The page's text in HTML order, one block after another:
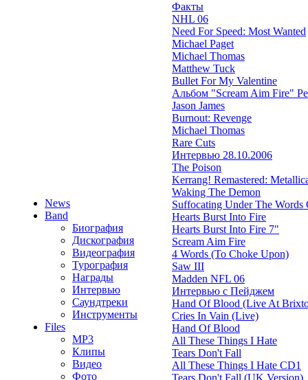
News
Band
Биография
Дискография
Видеография
Турография
Награды
Интервью
Саундтреки
Инструменты
Files
MP3
Клипы
Видео
Фото
Факты
NHL 06
Need For Speed: Most Wanted
Michael Paget
Michael Thomas
Matthew Tuck
Bullet For My Valentine
Альбом "Scream Aim Fire"
Jason James
Burnout: Revenge
Michael Thomas
Rare Cuts
Интервью 28.10.2006
The Poison
Kerrang! Remastered:
Waking The Demon
Suffocating Under The Words
Hearts Burst Into Fire
Hearts Burst Into Fire 7"
Scream Aim Fire
4 Words (To Choke Upon)
Saw III
Madden NFL 06
Интервью с Пейджем
Hand Of Blood (Live At
Cries In Vain (Live)
Hand Of Blood
All These Things I Hate
Tears Don't Fall
All These Things I Hate CD1
Tears Don't Fall (UK Version)